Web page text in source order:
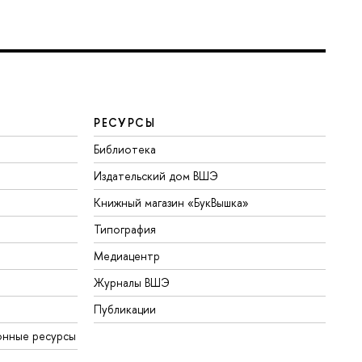
ресурсы
РЕСУРСЫ
Библиотека
Издательский дом ВШЭ
Книжный магазин «БукВышка»
Типография
Медиацентр
Журналы ВШЭ
Публикации